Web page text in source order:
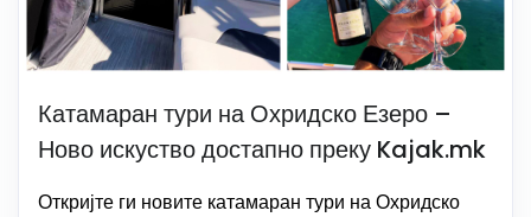
Катамаран тури на Охридско Езеро –
Ново искуство достапно преку Kajak.mk
Откријте ги новите катамаран тури на Охридско